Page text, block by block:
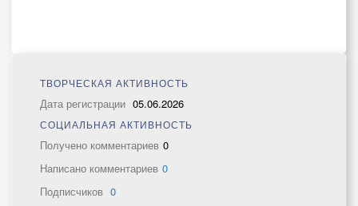
ТВОРЧЕСКАЯ АКТИВНОСТЬ
Дата регистрации 05.06.2026
СОЦИАЛЬНАЯ АКТИВНОСТЬ
Получено комментариев 0
Написано комментариев 0
Подписчиков 0